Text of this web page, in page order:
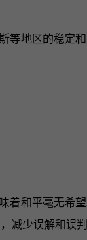
地区的稳定
和平毫无希
减少误解和误